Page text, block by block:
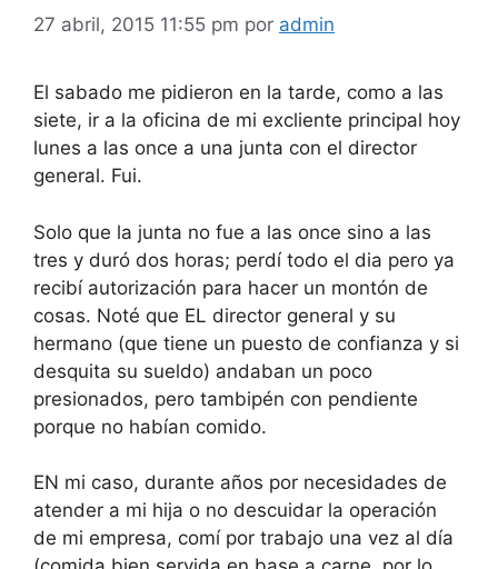
27 abril, 2015 11:55 pm por admin
El sabado me pidieron en la tarde, como a las
siete, ir a la oficina de mi excliente principal hoy
lunes a las once a una junta con el director
general. Fui.
Solo que la junta no fue a las once sino a las
tres y duró dos horas; perdí todo el dia pero ya
recibí autorización para hacer un montón de
cosas. Noté que EL director general y su
hermano (que tiene un puesto de confianza y si
desquita su sueldo) andaban un poco
presionados, pero tambipén con pendiente
porque no habían comido.
EN mi caso, durante años por necesidades de
atender a mi hija o no descuidar la operación
de mi empresa, comí por trabajo una vez al día